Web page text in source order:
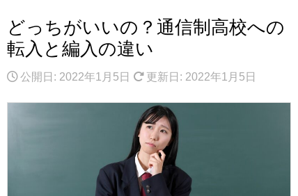
どっちがいいの？通信制高校への
転入と編入の違い
公開日: 2022年1月5日 更新日: 2022年1月5日